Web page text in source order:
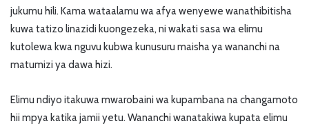
jukumu hili. Kama wataalamu wa afya wenyewe wanathibitisha
kuwa tatizo linazidi kuongezeka, ni wakati sasa wa elimu
kutolewa kwa nguvu kubwa kunusuru maisha ya wananchi na
matumizi ya dawa hizi.
Elimu ndiyo itakuwa mwarobaini wa kupambana na changamoto
hii mpya katika jamii yetu. Wananchi wanatakiwa kupata elimu